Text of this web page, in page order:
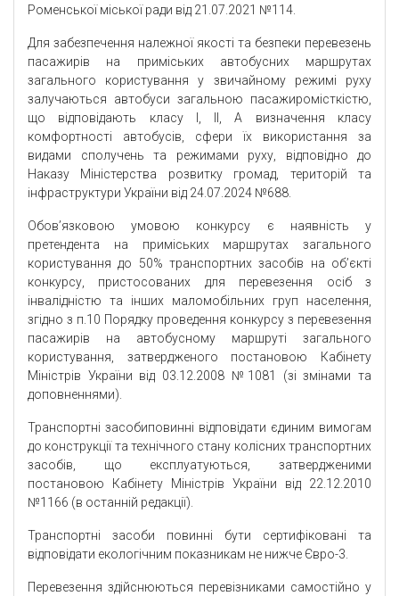
Роменської міської ради від 21.07.2021 №114.
Для забезпечення належної якості та безпеки перевезень
пасажирів на приміських автобусних маршрутах
загального користування у звичайному режимі руху
залучаються автобуси загальною пасажиромісткістю,
що відповідають класу І, ІІ, А визначення класу
комфортності автобусів, сфери їх використання за
видами сполучень та режимами руху, відповідно до
Наказу Міністерства розвитку громад, територій та
інфраструктури України від 24.07.2024 №688.
Обов’язковою умовою конкурсу є наявність у
претендента на приміських маршрутах загального
користування до 50% транспортних засобів на об’єкті
конкурсу, пристосованих для перевезення осіб з
інвалідністю та інших маломобільних груп населення,
згідно з п.10 Порядку проведення конкурсу з перевезення
пасажирів на автобусному маршруті загального
користування, затвердженого постановою Кабінету
Міністрів України від 03.12.2008 №1081 (зі змінами та
доповненнями).
Транспортні засобиповинні відповідати єдиним вимогам
до конструкції та технічного стану колісних транспортних
засобів, що експлуатуються, затвердженими
постановою Кабінету Міністрів України від 22.12.2010
№1166 (в останній редакції).
Транспортні засоби повинні бути сертифіковані та
відповідати екологічним показникам не нижче Євро-3.
Перевезення здійснюються перевізниками самостійно у